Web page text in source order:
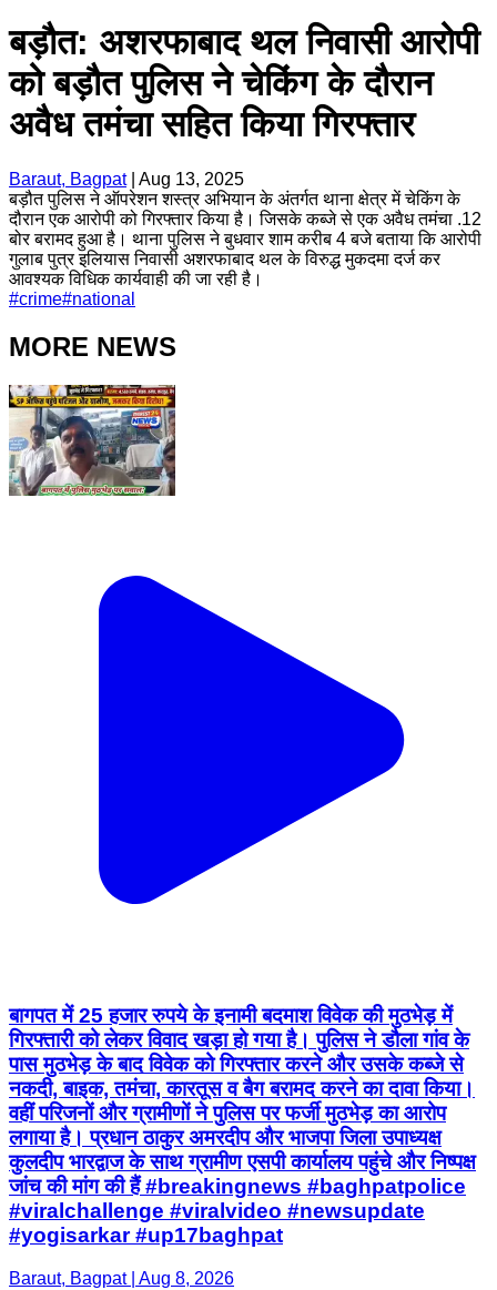
बड़ौत: अशरफाबाद थल निवासी आरोपी
को बड़ौत पुलिस ने चेकिंग के दौरान
अवैध तमंचा सहित किया गिरफ्तार
Baraut, Bagpat| Aug 13, 2025
बड़ौत पुलिस ने ऑपरेशन शस्त्र अभियान के अंतर्गत थाना क्षेत्र में चेकिंग के
दौरान एक आरोपी को गिरफ्तार किया है। जिसके कब्जे से एक अवैध तमंचा .12
बोर बरामद हुआ है। थाना पुलिस ने बुधवार शाम करीब 4 बजे बताया कि आरोपी
गुलाब पुत्र इलियास निवासी अशरफाबाद थल के विरुद्ध मुकदमा दर्ज कर
आवश्यक विधिक कार्यवाही की जा रही है।
#crime#national
MORE NEWS
बागपत में 25 हजार रुपये के इनामी बदमाश विवेक की मुठभेड़ में
गिरफ्तारी को लेकर विवाद खड़ा हो गया है। पुलिस ने डौला गांव के
पास मुठभेड़ के बाद विवेक को गिरफ्तार करने और उसके कब्जे से
नकदी, बाइक, तमंचा, कारतूस व बैग बरामद करने का दावा किया।
वहीं परिजनों और ग्रामीणों ने पुलिस पर फर्जी मुठभेड़ का आरोप
लगाया है। प्रधान ठाकुर अमरदीप और भाजपा जिला उपाध्यक्ष
कुलदीप भारद्वाज के साथ ग्रामीण एसपी कार्यालय पहुंचे और निष्पक्ष
जांच की मांग की हैं #breakingnews #baghpatpolice
#viralchallenge #viralvideo #newsupdate
#yogisarkar #up17baghpat
Baraut, Bagpat | Aug 8, 2026